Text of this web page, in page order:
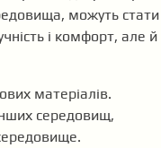
можуть стати
і комфорт, але й
матеріалів.
середовищ,